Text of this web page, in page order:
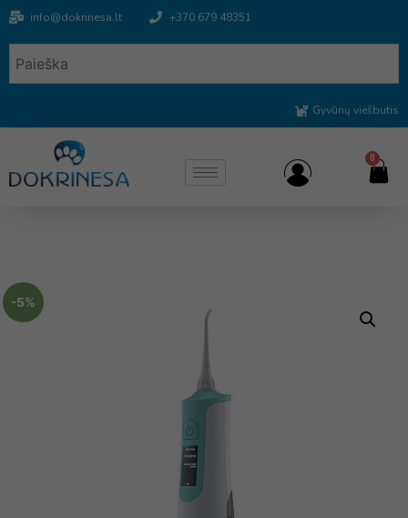
info@dokrinesa.lt +370 679 48351
Gyvūnų viešbutis
0
-5%